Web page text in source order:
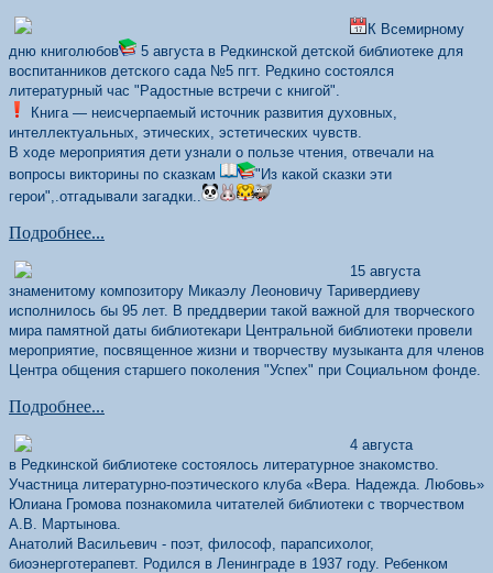
К Всемирному
дню книголюбов
5 августа в Редкинской детской библиотеке для
воспитанников детского сада №5 пгт. Редкино состоялся
литературный час "Радостные встречи с книгой".
Книга — неисчерпаемый источник развития духовных,
интеллектуальных, этических, эстетических чувств.
В ходе мероприятия дети узнали о пользе чтения, отвечали на
вопросы викторины по сказкам
"Из какой сказки эти
герои",.отгадывали загадки..
Подробнее...
15 августа
знаменитому композитору Микаэлу Леоновичу Таривердиеву
исполнилось бы 95 лет. В преддверии такой важной для творческого
мира памятной даты библиотекари Центральной библиотеки провели
мероприятие, посвященное жизни и творчеству музыканта для членов
Центра общения старшего поколения "Успех" при Социальном фонде.
Подробнее...
4 августа
в Редкинской библиотеке состоялось литературное знакомство.
Участница литературно-поэтического клуба «Вера. Надежда. Любовь»
Юлиана Громова познакомила читателей библиотеки с творчеством
А.В. Мартынова.
Анатолий Васильевич - поэт, философ, парапсихолог,
биоэнерготерапевт. Родился в Ленинграде в 1937 году. Ребенком